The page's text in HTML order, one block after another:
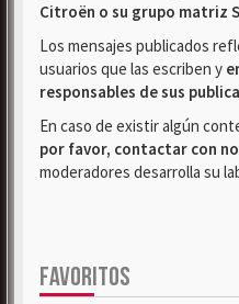
Citroën o su grupo matriz
Los mensajes publicados
usuarios que las escriben y
responsables de sus
En caso de existir algún
por favor, contactar con
moderadores desarrolla su
FAVORITOS